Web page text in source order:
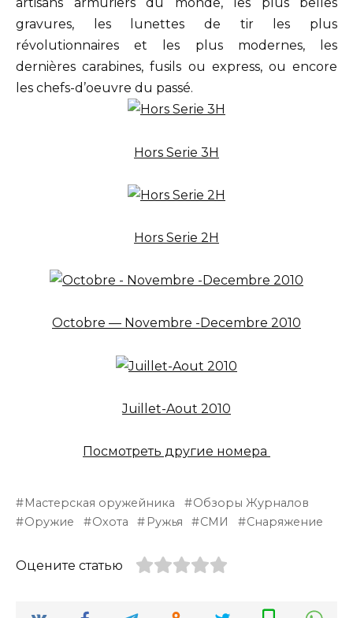
artisans armuriers du monde, les plus belles
gravures, les lunettes de tir les plus
révolutionnaires et les plus modernes, les
dernières carabines, fusils ou express, ou encore
les chefs-d’oeuvre du passé.
Hors Serie 3H
Hors Serie 2H
Octobre — Novembre -Decembre 2010
Juillet-Aout 2010
Посмотреть другие номера
Мастерская оружейника
Обзоры Журналов
Оружие
Охота Ружья СМИ Снаряжение
Оцените статью